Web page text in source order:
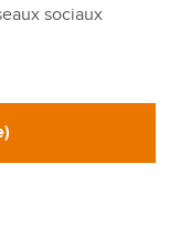
sociaux